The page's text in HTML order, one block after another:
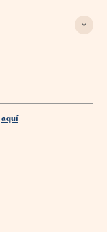
aquí